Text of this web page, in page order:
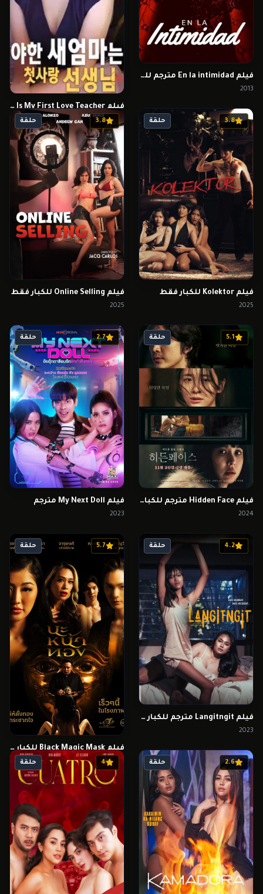
فيلم En la intimidad مترجم للكبار فقط
2013
فيلم The Naughty New Mom Is My First Love Teacher للكبار فقط
2024 3.8 حلقة
فيلم Kolektor للكبار فقط
2025
3.8 حلقة
فيلم Online Selling للكبار فقط
2025
5.1 حلقة
فيلم Hidden Face مترجم للكبار فقط
2024
2.7 حلقة
فيلم My Next Doll مترجم
2023
4.2 حلقة
فيلم Langitngit مترجم للكبار فقط
2023
5.7 حلقة
فيلم Black Magic Mask للكبار فقط
2023 2.6 حلقة 4 حلقة